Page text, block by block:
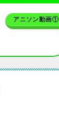
アニソン動画①